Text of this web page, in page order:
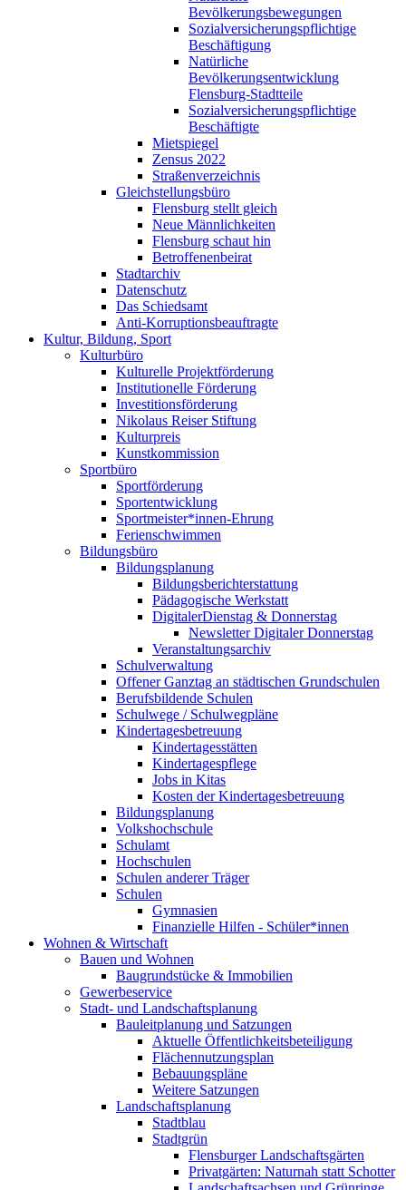
Bevölkerungsbewegungen
Sozialversicherungspflichtige
Beschäftigung
Natürliche
Bevölkerungsentwicklung
Flensburg-Stadtteile
Sozialversicherungspflichtige
Beschäftigte
Mietspiegel
Zensus 2022
Straßenverzeichnis
Gleichstellungsbüro
Flensburg stellt gleich
Neue Männlichkeiten
Flensburg schaut hin
Betroffenenbeirat
Stadtarchiv
Datenschutz
Das Schiedsamt
Anti-Korruptionsbeauftragte
Kultur, Bildung, Sport
Kulturbüro
Kulturelle Projektförderung
Institutionelle Förderung
Investitionsförderung
Nikolaus Reiser Stiftung
Kulturpreis
Kunstkommission
Sportbüro
Sportförderung
Sportentwicklung
Sportmeister*innen-Ehrung
Ferienschwimmen
Bildungsbüro
Bildungsplanung
Bildungsberichterstattung
Pädagogische Werkstatt
DigitalerDienstag & Donnerstag
Newsletter Digitaler Donnerstag
Veranstaltungsarchiv
Schulverwaltung
Offener Ganztag an städtischen Grundschulen
Berufsbildende Schulen
Schulwege / Schulwegpläne
Kindertagesbetreuung
Kindertagesstätten
Kindertagespflege
Jobs in Kitas
Kosten der Kindertagesbetreuung
Bildungsplanung
Volkshochschule
Schulamt
Hochschulen
Schulen anderer Träger
Schulen
Gymnasien
Finanzielle Hilfen - Schüler*innen
Wohnen & Wirtschaft
Bauen und Wohnen
Baugrundstücke & Immobilien
Gewerbeservice
Stadt- und Landschaftsplanung
Bauleitplanung und Satzungen
Aktuelle Öffentlichkeitsbeteiligung
Flächennutzungsplan
Bebauungspläne
Weitere Satzungen
Landschaftsplanung
Stadtblau
Stadtgrün
Flensburger Landschaftsgärten
Privatgärten: Naturnah statt Schotter